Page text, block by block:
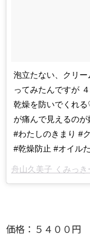
泡立たない、クリ
ってみたんですが
乾燥を防いでくれ
が痛んで見えるの
#わたしのきまり #
#乾燥防止 #オイル
舟山久美子 くみっ
価格：５４００円